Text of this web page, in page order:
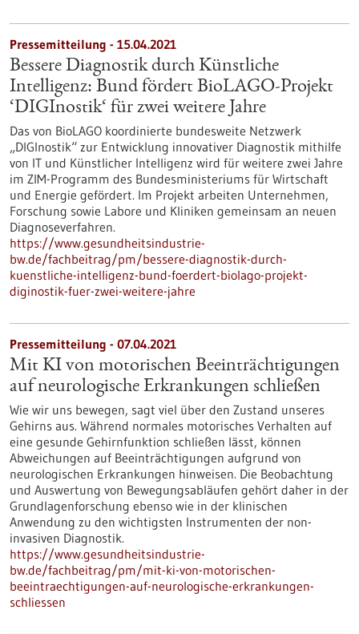
Pressemitteilung - 15.04.2021
Bessere Diagnostik durch Künstliche
Intelligenz: Bund fördert BioLAGO-Projekt
‘DIGInostik‘ für zwei weitere Jahre
Das von BioLAGO koordinierte bundesweite Netzwerk
„DIGInostik“ zur Entwicklung innovativer Diagnostik mithilfe
von IT und Künstlicher Intelligenz wird für weitere zwei Jahre
im ZIM-Programm des Bundesministeriums für Wirtschaft
und Energie gefördert. Im Projekt arbeiten Unternehmen,
Forschung sowie Labore und Kliniken gemeinsam an neuen
Diagnoseverfahren.
https://www.gesundheitsindustrie-
bw.de/fachbeitrag/pm/bessere-diagnostik-durch-
kuenstliche-intelligenz-bund-foerdert-biolago-projekt-
diginostik-fuer-zwei-weitere-jahre
Pressemitteilung - 07.04.2021
Mit KI von motorischen Beeinträchtigungen
auf neurologische Erkrankungen schließen
Wie wir uns bewegen, sagt viel über den Zustand unseres
Gehirns aus. Während normales motorisches Verhalten auf
eine gesunde Gehirnfunktion schließen lässt, können
Abweichungen auf Beeinträchtigungen aufgrund von
neurologischen Erkrankungen hinweisen. Die Beobachtung
und Auswertung von Bewegungsabläufen gehört daher in der
Grundlagenforschung ebenso wie in der klinischen
Anwendung zu den wichtigsten Instrumenten der non-
invasiven Diagnostik.
https://www.gesundheitsindustrie-
bw.de/fachbeitrag/pm/mit-ki-von-motorischen-
beeintraechtigungen-auf-neurologische-erkrankungen-
schliessen